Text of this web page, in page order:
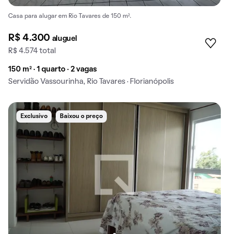
Casa para alugar em Rio Tavares de 150 m².
R$ 4.300 aluguel
R$ 4.574 total
150 m² · 1 quarto · 2 vagas
Servidão Vassourinha, Rio Tavares · Florianópolis
Exclusivo Baixou o preço